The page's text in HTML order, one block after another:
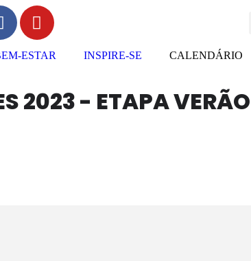
ESTAR INSPIRE-SE CALENDÁRIO
2023 - ETAPA